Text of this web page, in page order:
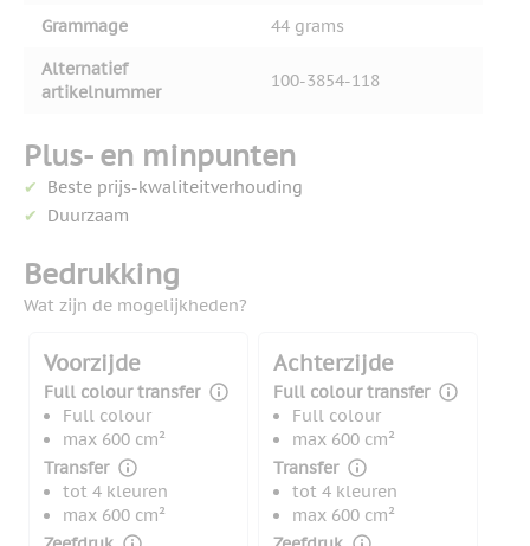
Grammage
44 grams
Alternatief
artikelnummer
100-3854-118
Plus- en minpunten
Beste prijs-kwaliteitverhouding
Duurzaam
Bedrukking
Wat zijn de mogelijkheden?
Voorzijde
Full colour transfer
Full colour
max 600 cm²
Transfer
tot 4 kleuren
max 600 cm²
Achterzijde
Full colour transfer
Full colour
max 600 cm²
Transfer
tot 4 kleuren
max 600 cm²